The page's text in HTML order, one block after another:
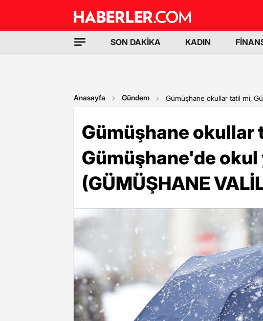
SON DAKİKA KADIN
Anasayfa Gündem Gümüşhane okullar tatil mi,
Gümüşhane okullar
Gümüşhane'de okul
(GÜMÜŞHANE